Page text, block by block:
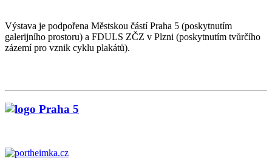
Výstava je podpořena Městskou částí Praha 5 (poskytnutím
galerijního prostoru) a FDULS ZČZ v Plzni (poskytnutím tvůrčího
zázemí pro vznik cyklu plakátů).